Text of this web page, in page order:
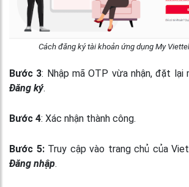
Cách đăng ký tài khoản ứng dụng My
Bước 3: Nhập mã OTP vừa nhận, đặt lại
Đăng ký.
Bước 4: Xác nhận thành công.
Bước 5: Truy cập vào trang chủ của
Đăng nhập.